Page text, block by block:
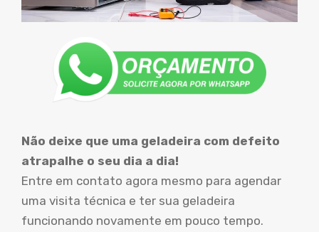
Não deixe que uma geladeira com defeito
atrapalhe o seu dia a dia!
Entre em contato agora mesmo para agendar
uma visita técnica e ter sua geladeira
funcionando novamente em pouco tempo.